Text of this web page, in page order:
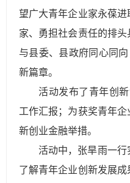
望广大青年企业家永葆
家、勇担社会责任的排头
与县委、县政府同心同
新篇章。
活动发布了青年创
工作汇报；为获奖青年
新创业金融举措。
活动中，张旱雨一
了解青年企业创新发展